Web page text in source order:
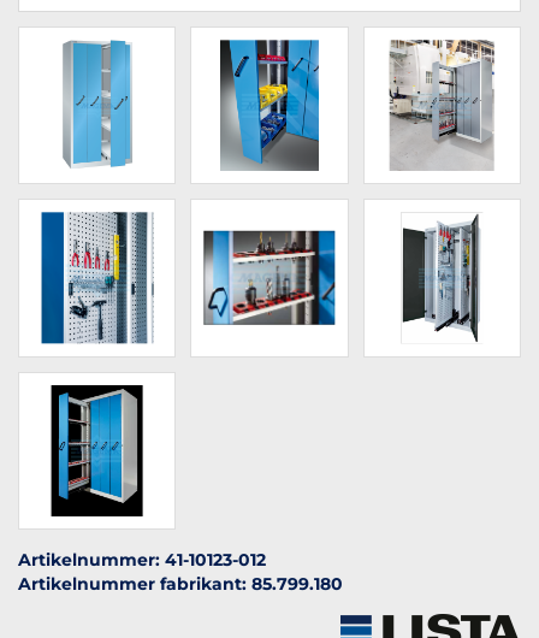
Artikelnummer: 41-10123-012
Artikelnummer fabrikant: 85.799.180